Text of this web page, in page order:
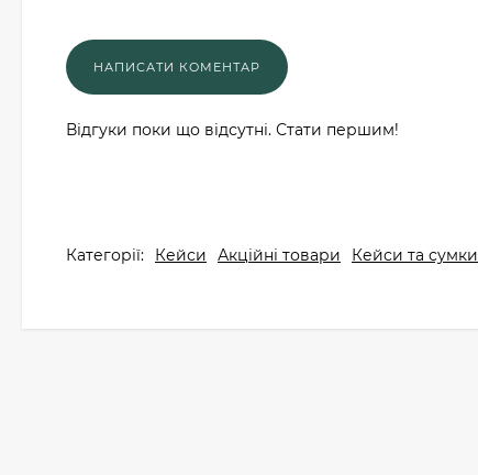
Відгуки поки що відсутні. Стати першим!
Категорії: Кейси Акційні товари Кейси та сумки